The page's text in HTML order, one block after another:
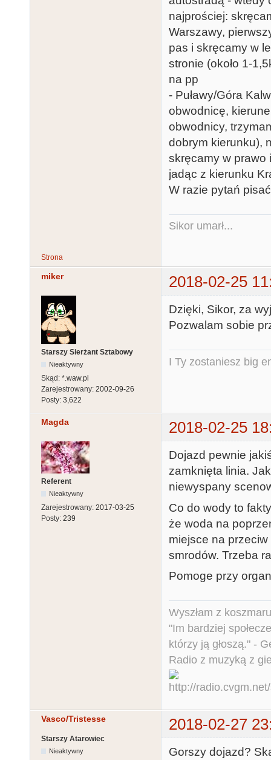
najprościej:
Warszawy,
pas i skręcamy w
stronie (około 1-
na pp
- Puławy/Góra
obwodnicę,
obwodnicy,
dobrym kierunku),
skręcamy w prawo
jadąc z kierunku
W razie pytań
Sikor umarł...
Strona
miker 2018-02-25
Starszy Sierżant Sztabowy
Nieaktywny
Skąd: *.waw.pl
Zarejestrowany: 2002-09-26
Posty: 3,622
Dzięki, Sikor, za
Pozwalam sobie
I Ty zostaniesz big
Magda 2018-02-25
Referent
Nieaktywny
Zarejestrowany: 2017-03-25
Posty: 239
Dojazd pewnie
zamknięta linia.
niewyspany
Co do wody to
że woda na
miejsce na przeciw
smrodów. Trzeba
Pomoge przy
Wyszłam z
"Im bardziej
którzy ją głoszą." -
Radio z muzyką z
Vasco/Tristesse 2018-02-27
Starszy Atarowiec
Nieaktywny
Gorszy dojazd?